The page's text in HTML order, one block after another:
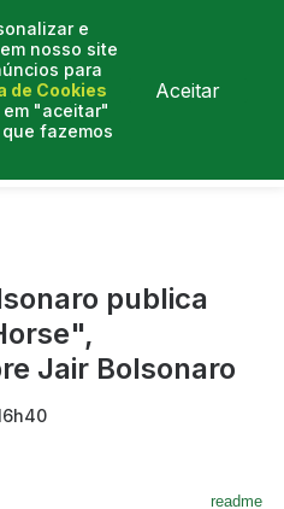
e
nosso site
para
de Cookies
em "aceitar"
fazemos
Aceitar
publica
Jair Bolsonaro
readme